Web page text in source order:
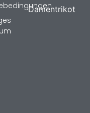
Damentrikot